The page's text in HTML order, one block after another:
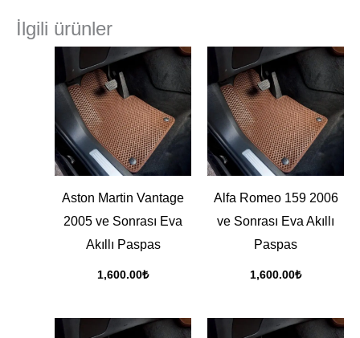
İlgili ürünler
Aston Martin Vantage
2005 ve Sonrası Eva
Akıllı Paspas
1,600.00₺
Alfa Romeo 159 2006
ve Sonrası Eva Akıllı
Paspas
1,600.00₺